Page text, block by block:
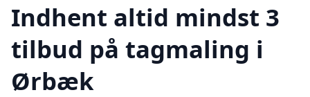
Indhent altid mindst 3
tilbud på tagmaling i
Ørbæk